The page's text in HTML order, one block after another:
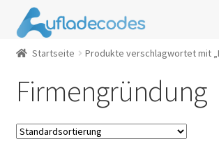
Zur
Navigation
springen
Zum
Inhalt
springen
Handy-Guthaben
Bezahlkarten
Geschenkkarten
Startseite Produkte verschlagwortet mit
Firmengründung